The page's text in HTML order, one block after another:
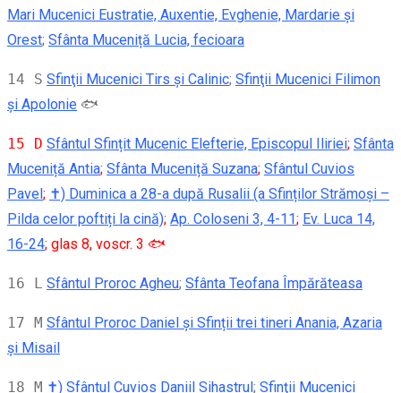
Mari Mucenici Eustratie, Auxentie, Evghenie, Mardarie și
Orest; Sfânta Muceniță Lucia, fecioara
14 S Sfinţii Mucenici Tirs şi Calinic; Sfinţii Mucenici Filimon
şi Apolonie 🐟
15 D Sfântul Sfințit Mucenic Elefterie, Episcopul Iliriei; Sfânta
Muceniță Antia; Sfânta Muceniță Suzana; Sfântul Cuvios
Pavel; ✝) Duminica a 28-a după Rusalii (a Sfinților Strămoși –
Pilda celor poftiți la cină); Ap. Coloseni 3, 4-11; Ev. Luca 14,
16-24; glas 8, voscr. 3 🐟
16 L Sfântul Proroc Agheu; Sfânta Teofana Împărăteasa
17 M Sfântul Proroc Daniel și Sfinții trei tineri Anania, Azaria
și Misail
18 M ✝) Sfântul Cuvios Daniil Sihastrul; Sfinţii Mucenici